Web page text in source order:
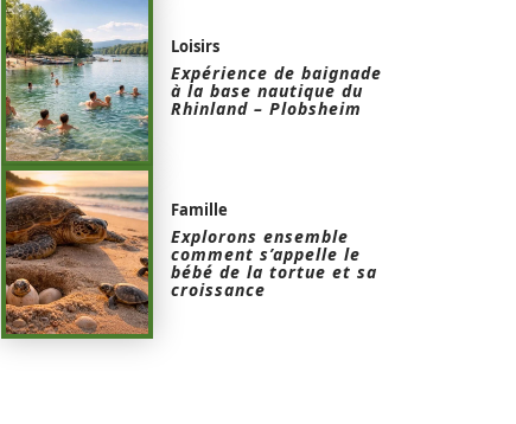
Loisirs
Expérience de baignade
à la base nautique du
Rhinland – Plobsheim
Famille
Explorons ensemble
comment s’appelle le
bébé de la tortue et sa
croissance